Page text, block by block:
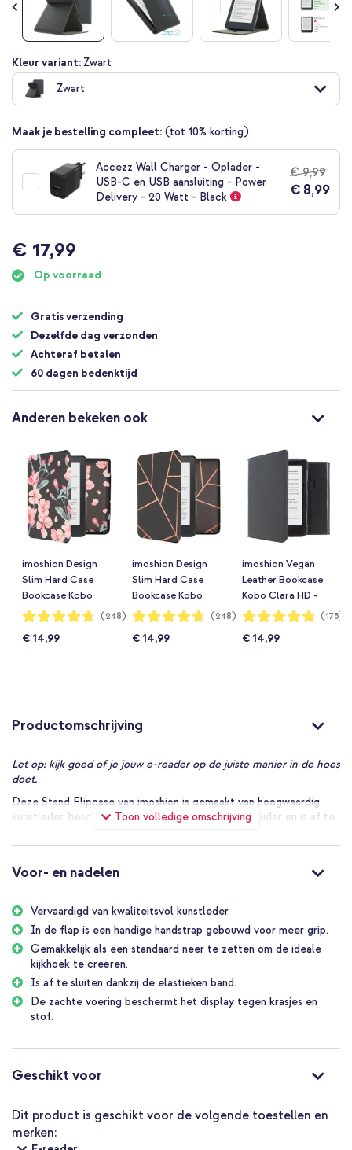
Ga
naar
het
begin
de
afbeeldingen-
Kleur variant:Zwart
Zwart
Maak je bestelling compleet: (tot 10% korting)
Accezz Wall Charger - Oplader -
USB-C en USB aansluiting - Power
Delivery - 20 Watt - Black
€ 9,99
€ 8,99
€ 17,99
Op voorraad
Gratis verzending
Dezelfde dag verzonden
Achteraf betalen
60 dagen bedenktijd
Anderen bekeken ook
imoshion Design
Slim Hard Case
Bookcase Kobo
Clara HD - Blossom
Waardering:
94%
(248)
€ 14,99
imoshion Design
Slim Hard Case
Bookcase Kobo
Clara HD - Black
Waardering:
94%
(248)
€ 14,99
imoshion Vegan
Leather Bookcase
Kobo Clara HD -
Zwart
Waardering:
95%
(175)
€ 14,99
Productomschrijving
Toon volledige omschrijving
Let op: kijk goed of je jouw e-reader op de juiste manier in de hoes
doet.
Deze Stand Flipcase van imoshion is gemaakt van hoogwaardig
kunstleder, beschikt over een stevige kunststof houder en is af te
te zetten om de ideale kijkhoek te creëren en heeft een
Voor- en nadelen
Vervaardigd van kwaliteitsvol kunstleder.
In de flap is een handige handstrap gebouwd voor meer grip.
Gemakkelijk als een standaard neer te zetten om de ideale
kijkhoek te creëren.
Is af te sluiten dankzij de elastieken band.
De zachte voering beschermt het display tegen krasjes en
stof.
Geschikt voor
Dit product is geschikt voor de volgende toestellen en
merken: